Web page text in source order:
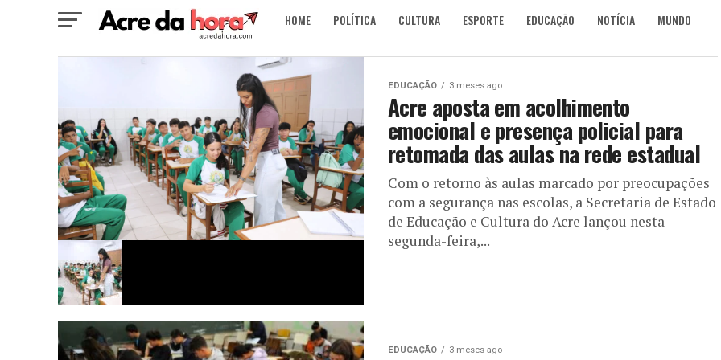
HOME POLÍTICA CULTURA ESPORTE EDUCAÇÃO NOTÍCIA MUNDO
EDUCAÇÃO 3 meses ago
Acre aposta em acolhimento
emocional e presença policial para
retomada das aulas na rede estadual
Com o retorno às aulas marcado por preocupações
com a segurança nas escolas, a Secretaria de Estado
de Educação e Cultura do Acre lançou nesta
segunda-feira,...
EDUCAÇÃO 3 meses ago